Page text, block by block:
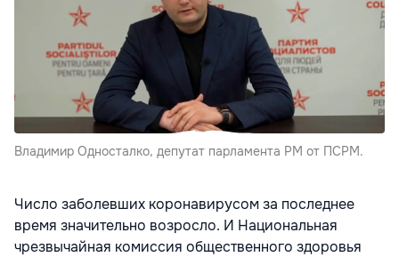
Владимир Односталко, депутат парламента РМ от ПСРМ.
Число заболевших коронавирусом за последнее
время значительно возросло. И Национальная
чрезвычайная комиссия общественного здоровья